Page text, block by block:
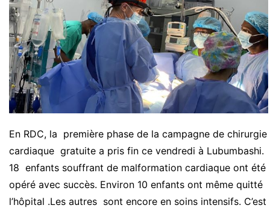
En RDC, la première phase de la campagne de chirurgie
cardiaque gratuite a pris fin ce vendredi à Lubumbashi.
18 enfants souffrant de malformation cardiaque ont été
opéré avec succès. Environ 10 enfants ont même quitté
l’hôpital .Les autres sont encore en soins intensifs. C’est